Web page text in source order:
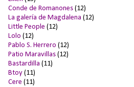
Conde de Romanones (12)
La galería de Magdalena (12)
Little People (12)
Lolo (12)
Pablo S. Herrero (12)
Patio Maravillas (12)
Bastardilla (11)
Btoy (11)
Cere (11)